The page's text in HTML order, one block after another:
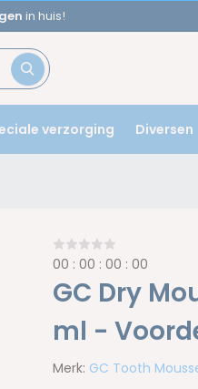
verzorging Diversen
00 :00 :00 :00
GC Dry
ml -
Merk: GC Tooth